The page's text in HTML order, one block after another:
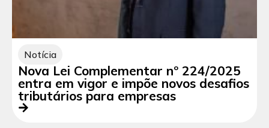
Notícia
Nova Lei Complementar nº 224/2025
entra em vigor e impõe novos desafios
tributários para empresas